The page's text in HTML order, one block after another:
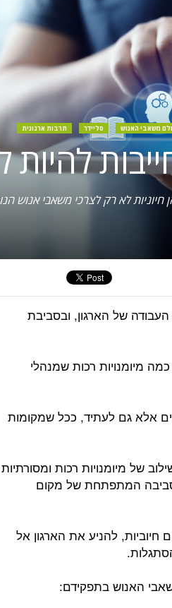
משאבי האנוש סליידר תרבות ארגונית
רכות מסוג אחר, שהן חיוניות לא רק
של הארגון, ובסביבת
מיומנויות רכות שמנהלי
אלא גם לעתיד, ככל שמקומות
של מיומנויות רכות ומסורתיות
בסביבה המתפתחת של מקום
חיוביות, להניע את הארגון אל